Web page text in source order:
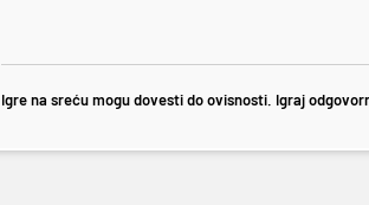
Igre na sreću mogu dovesti do ovisnosti. Igraj